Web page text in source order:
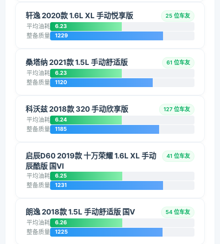
轩逸 2020款 1.6L XL 手动悦享版 25 位车友
平均油耗 6.23
整备质量 1229
桑塔纳 2021款 1.5L 手动舒适版 61 位车友
平均油耗 6.23
整备质量 1120
科沃兹 2018款 320 手动欣享版 127 位车友
平均油耗 6.24
整备质量 1185
启辰D60 2019款 十万荣耀 1.6L XL 手动
辰酷版 国VI
41 位车友
平均油耗 6.25
整备质量 1231
朗逸 2018款 1.5L 手动舒适版 国V 54 位车友
平均油耗 6.26
整备质量 1225